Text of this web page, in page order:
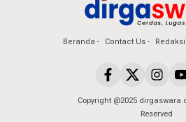
Beranda Contact Us Redaksi
Copyright @2025
Reserved